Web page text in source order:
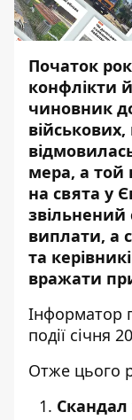
Початок
конфлікти
чиновник
мера, а той
на свята у
виплати, а
та
вражати
Інформатор
події січня
Отже цього
Скандал